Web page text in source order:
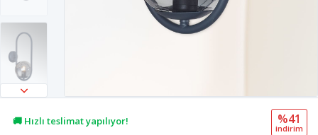
🚚 Hızlı teslimat yapılıyor!
%41
i̇ndi̇ri̇m